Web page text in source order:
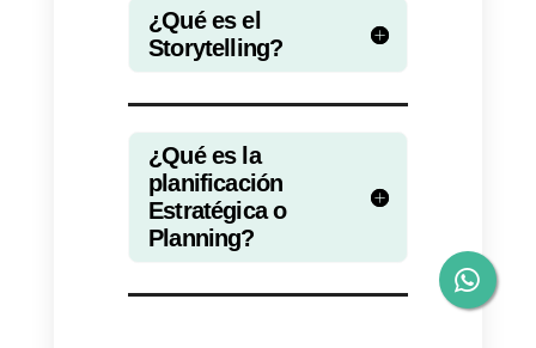
13) Prospección de ventas
potenciales es una de las
habilidades más importantes que
tiene que tener un vendedor. Los
mejores vendedores saben